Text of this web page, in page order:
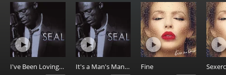
I've Been Loving You Too Long It's a Man's Man's Man's World Fine